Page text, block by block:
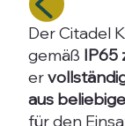
Der Citadel
gemäß IP65
er
aus
für den